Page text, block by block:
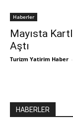
Haberler
Mayısta
Aştı
Turizm Yatirim Haber -
HABERLER